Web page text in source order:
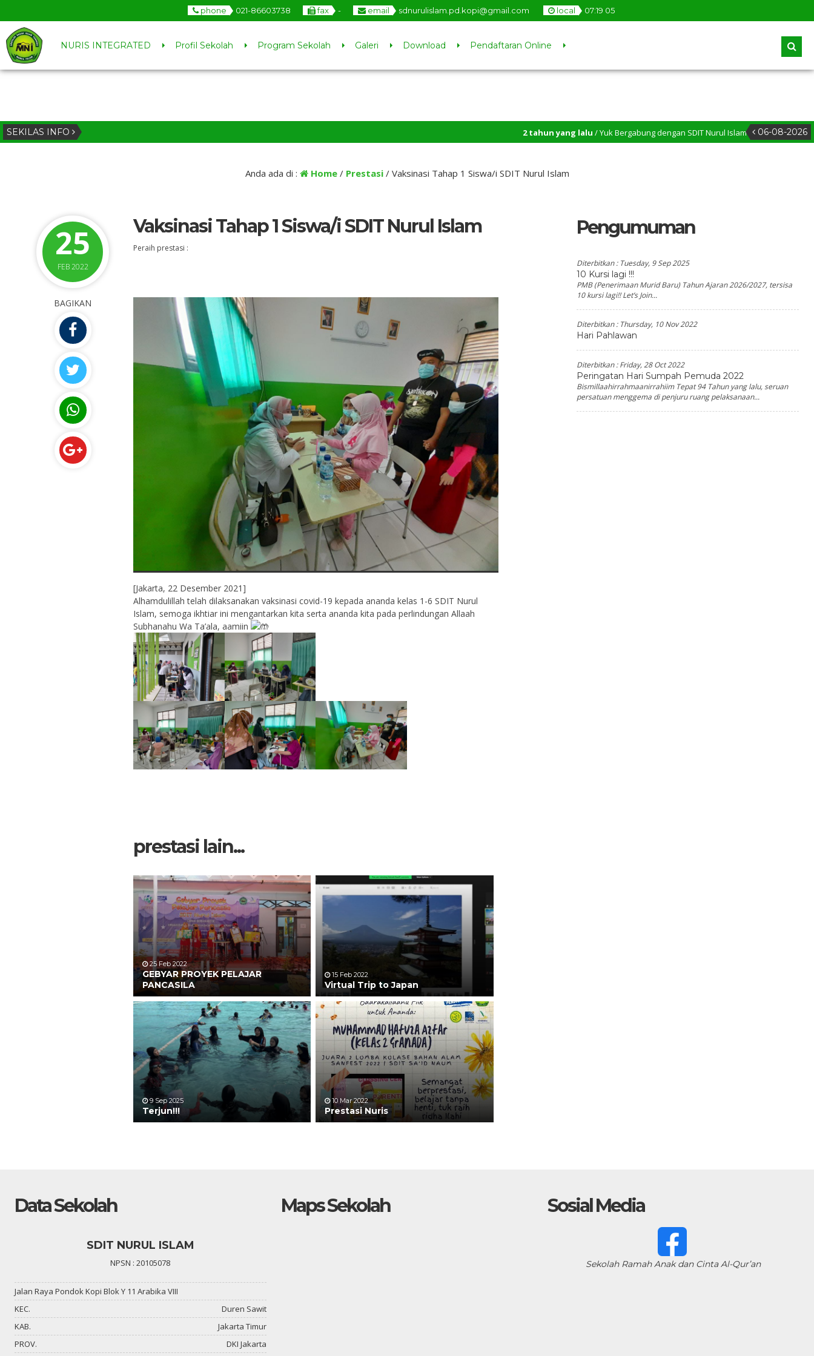
phone 021-86603738 fax - email sdnurulislam.pd.kopi@gmail.com local 07:19 06
NURIS INTEGRATED Profil Sekolah Program Sekolah Galeri Download Pendaftaran Online
SEKILAS INFO 06-08-2026
2 tahun yang lalu/ Yuk Bergabung dengan SDIT Nurul Islam 3 tahun yang lalu
Anda ada di : Home/ Prestasi/ Vaksinasi Tahap 1 Siswa/i SDIT Nurul Islam
25
FEB 2022
Vaksinasi Tahap 1 Siswa/i SDIT Nurul Islam
Peraih prestasi :
BAGIKAN
[Jakarta, 22 Desember 2021]
Alhamdulillah telah dilaksanakan vaksinasi covid-19 kepada ananda kelas 1-6 SDIT Nurul
Islam, semoga ikhtiar ini mengantarkan kita serta ananda kita pada perlindungan Allaah
Subhanahu Wa Ta’ala, aamiin
prestasi lain...
25 Feb 2022
GEBYAR PROYEK PELAJAR
PANCASILA
15 Feb 2022
Virtual Trip to Japan
9 Sep 2025
Terjun!!!
10 Mar 2022
Prestasi Nuris
Pengumuman
Diterbitkan : Tuesday, 9 Sep 2025
10 Kursi lagi !!!
PMB (Penerimaan Murid Baru) Tahun Ajaran 2026/2027, tersisa
10 kursi lagi!! Let’s Join...
Diterbitkan : Thursday, 10 Nov 2022
Hari Pahlawan
Diterbitkan :Friday, 28 Oct 2022
Peringatan Hari Sumpah Pemuda 2022
Bismillaahirrahmaanirrahiim Tepat 94 Tahun yang lalu, seruan
persatuan menggema di penjuru ruang pelaksanaan...
Data Sekolah
SDIT NURUL ISLAM
NPSN : 20105078
Jalan Raya Pondok Kopi Blok Y 11 Arabika VIII
KEC.
Duren Sawit
KAB.
Jakarta Timur
PROV.
DKI Jakarta
Maps Sekolah Sosial Media
Sekolah Ramah Anak dan Cinta Al-Qur’an